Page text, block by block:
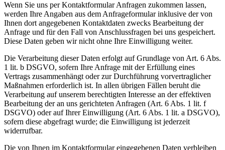
Wenn Sie uns per Kontaktformular Anfragen zukommen lassen,
werden Ihre Angaben aus dem Anfrageformular inklusive der von
Ihnen dort angegebenen Kontaktdaten zwecks Bearbeitung der
Anfrage und für den Fall von Anschlussfragen bei uns gespeichert.
Diese Daten geben wir nicht ohne Ihre Einwilligung weiter.
Die Verarbeitung dieser Daten erfolgt auf Grundlage von Art. 6 Abs.
1 lit. b DSGVO, sofern Ihre Anfrage mit der Erfüllung eines
Vertrags zusammenhängt oder zur Durchführung vorvertraglicher
Maßnahmen erforderlich ist. In allen übrigen Fällen beruht die
Verarbeitung auf unserem berechtigten Interesse an der effektiven
Bearbeitung der an uns gerichteten Anfragen (Art. 6 Abs. 1 lit. f
DSGVO) oder auf Ihrer Einwilligung (Art. 6 Abs. 1 lit. a DSGVO),
sofern diese abgefragt wurde; die Einwilligung ist jederzeit
widerrufbar.
Die von Ihnen im Kontaktformular eingegebenen Daten verbleiben